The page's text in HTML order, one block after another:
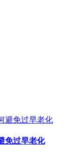
免过早老化